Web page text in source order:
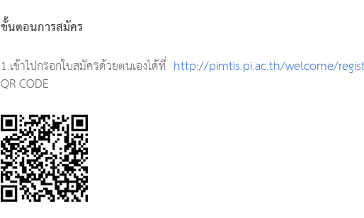
ขั้นตอนการสมัคร
1.เข้าไปกรอกใบสมัครด้วยตนเองได้ที่ http://pimtis.pi.ac.th/welcome/
QR CODE